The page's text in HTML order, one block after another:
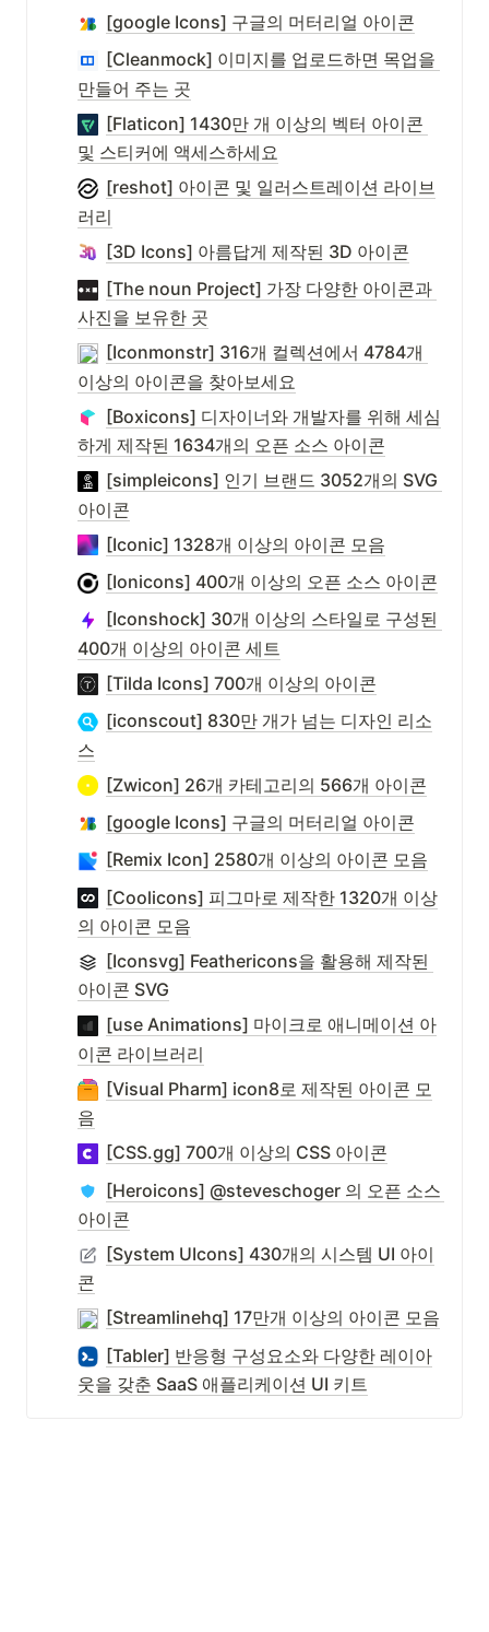
[google Icons] 구글의 머터리얼 아이콘
[Cleanmock] 이미지를 업로드하면 목업을
만들어 주는 곳
[Flaticon] 1430만 개 이상의 벡터 아이콘
및 스티커에 액세스하세요
[reshot] 아이콘 및 일러스트레이션 라이브
러리
[3D Icons] 아름답게 제작된 3D 아이콘
[The noun Project] 가장 다양한 아이콘과
사진을 보유한 곳
[Iconmonstr] 316개 컬렉션에서 4784개
이상의 아이콘을 찾아보세요
[Boxicons] 디자이너와 개발자를 위해 세심
하게 제작된 1634개의 오픈 소스 아이콘
[simpleicons] 인기 브랜드 3052개의 SVG
아이콘
[Iconic] 1328개 이상의 아이콘 모음
[Ionicons] 400개 이상의 오픈 소스 아이콘
[Iconshock] 30개 이상의 스타일로 구성된
400개 이상의 아이콘 세트
[Tilda Icons] 700개 이상의 아이콘
[iconscout] 830만 개가 넘는 디자인 리소
스
[Zwicon] 26개 카테고리의 566개 아이콘
[google Icons] 구글의 머터리얼 아이콘
[Remix Icon] 2580개 이상의 아이콘 모음
[Coolicons] 피그마로 제작한 1320개 이상
의 아이콘 모음
[Iconsvg] Feathericons을 활용해 제작된
아이콘 SVG
[use Animations] 마이크로 애니메이션 아
이콘 라이브러리
[Visual Pharm] icon8로 제작된 아이콘 모
음
[CSS.gg] 700개 이상의 CSS 아이콘
[Heroicons] @steveschoger 의 오픈 소스
아이콘
[System UIcons] 430개의 시스템 UI 아이
콘
[Streamlinehq] 17만개 이상의 아이콘 모음
[Tabler] 반응형 구성요소와 다양한 레이아
웃을 갖춘 SaaS 애플리케이션 UI 키트